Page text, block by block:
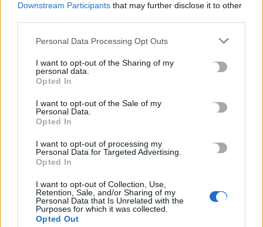
Downstream Participants that may further disclose it to other
Personal Data Processing Opt Outs
I want to opt-out of the Sharing of my
personal data.
Opted In
I want to opt-out of the Sale of my
Personal Data.
Opted In
I want to opt-out of processing my
Personal Data for Targeted Advertising.
Opted In
I want to opt-out of Collection, Use,
Retention, Sale, and/or Sharing of my
Personal Data that Is Unrelated with the
Purposes for which it was collected.
Opted Out
καλοκαίρι
Θερμότερο από τα φυσιολογικά επίπεδα προβλέπεται το φετινό
καλοκαίρι, σύμφωνα με τις πρώτες εκτιμήσεις
των επιστημόνων του Εθνικού Αστεροσκοπείου Αθηνών, οι…
Newsroom
ΡΟΗ ΕΙΔΗΣΕΩΝ
Νέα ταυτότητα: Πού πρέπει να ενημερώσετε τα στοιχεία σας
μετά την έκδοσή της
6 Αυγούστου, 2026